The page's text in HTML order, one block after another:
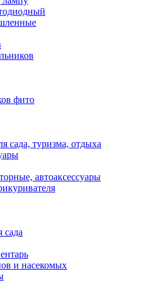
фито
сада, туризма, отдыха
автоаксессуары
сада
и насекомых